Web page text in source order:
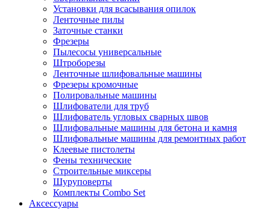
Установки для всасывания опилок
Ленточные пилы
Заточные станки
Фрезеры
Пылесосы универсальные
Штроборезы
Ленточные шлифовальные машины
Фрезеры кромочные
Полировальные машины
Шлифователи для труб
Шлифователь угловых сварных швов
Шлифовальные машины для бетона и камня
Шлифовальные машины для ремонтных работ
Клеевые пистолеты
Фены технические
Строительные миксеры
Шуруповерты
Комплекты Combo Set
Аксессуары